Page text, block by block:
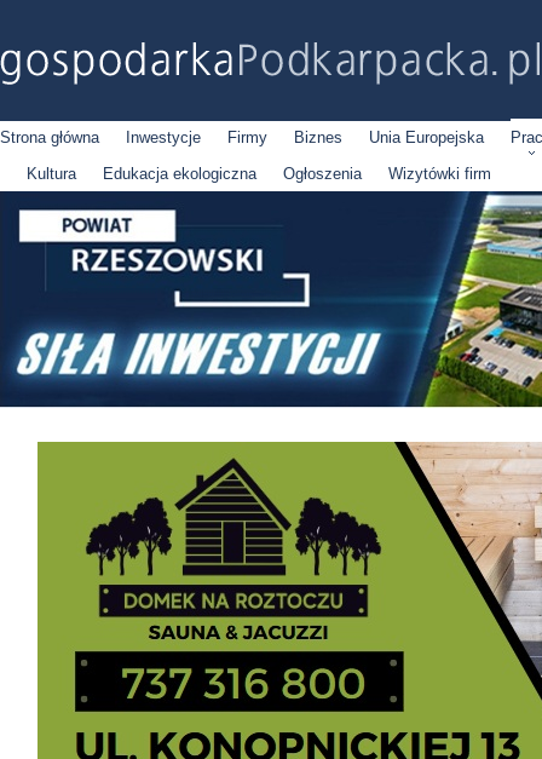
Strona główna Inwestycje Firmy Biznes Unia Europejska
Kultura
Edukacja ekologiczna Ogłoszenia Wizytówki firm